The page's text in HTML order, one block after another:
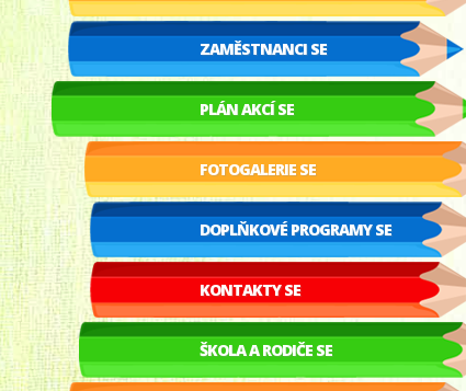
ZAMĚSTNANCI SE
PLÁN AKCÍ SE
FOTOGALERIE SE
DOPLŇKOVÉ PROGRAMY SE
KONTAKTY SE
ŠKOLA A RODIČE SE